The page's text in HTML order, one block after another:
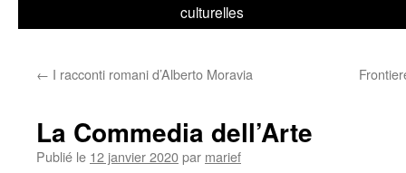
culturelles
← I racconti romani d’Alberto Moravia
La Commedia dell’Arte
Publié le 12 janvier 2020par marief